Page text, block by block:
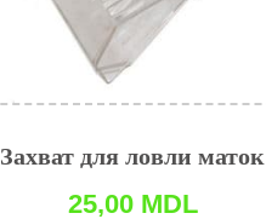
Захват для ловли маток
25,00 MDL